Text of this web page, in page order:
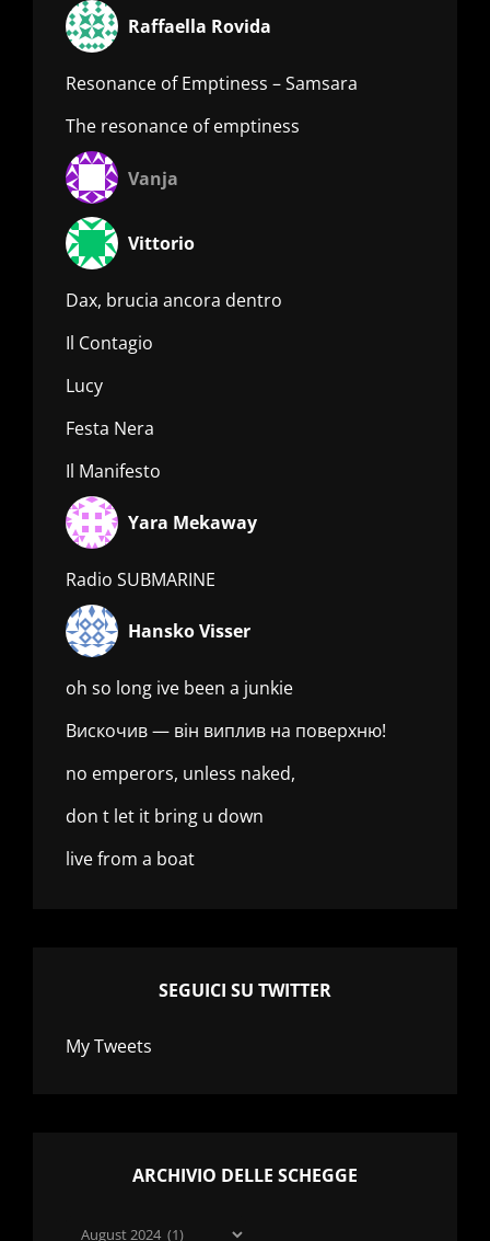
Raffaella Rovida
Resonance of Emptiness – Samsara
The resonance of emptiness
Vanja
Vittorio
Dax, brucia ancora dentro
Il Contagio
Lucy
Festa Nera
Il Manifesto
Yara Mekaway
Radio SUBMARINE
Hansko Visser
oh so long ive been a junkie
Вискочив — він виплив на поверхню!
no emperors, unless naked,
don t let it bring u down
live from a boat
SEGUICI SU TWITTER
My Tweets
ARCHIVIO DELLE SCHEGGE
Archivio